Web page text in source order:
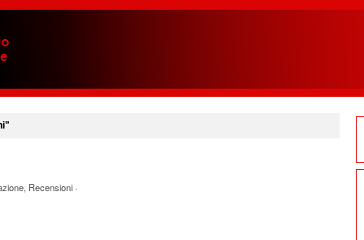
, Recensioni·